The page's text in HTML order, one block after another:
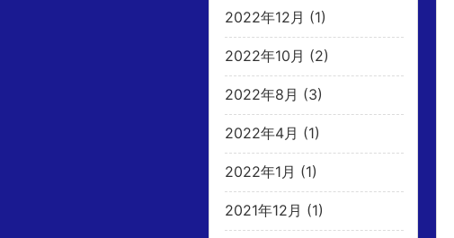
2022年12月 (1)
2022年10月 (2)
2022年8月 (3)
2022年4月 (1)
2022年1月 (1)
2021年12月 (1)